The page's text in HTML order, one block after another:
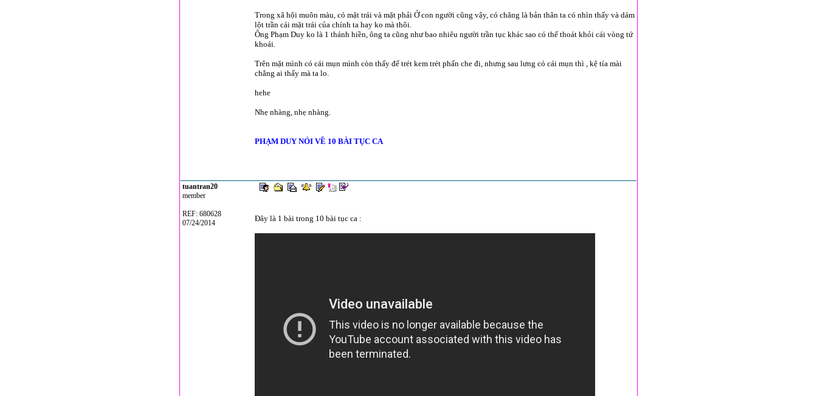
Trong xã hội muôn màu, có mặt trái và mặt phải Ở con người cũng vậy, có chăng là bản thân ta có nhìn thấy và dám
lột trần cái mặt trái của chính ta hay ko mà thôi.
Ông Phạm Duy ko là 1 thánh hiền, ông ta cũng như bao nhiêu người trần tục khác sao có thể thoát khỏi cái vòng tứ
khoái.
Trên mặt mình có cái mụn mình còn thấy để trét kem trét phấn che đi, nhưng sau lưng có cái mụn thì , kệ tía mài
chẳng ai thấy mà ta lo.
hehe
Nhẹ nhàng, nhẹ nhàng.
PHẠM DUY NÓI VỀ 10 BÀI TỤC CA
tuantran20
member
REF: 680628
07/24/2014
Đây là 1 bài trong 10 bài tục ca :